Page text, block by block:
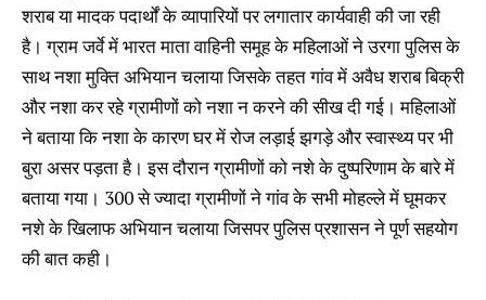
शराब या मादक पदार्थों के व्यापारियों पर लगातार कार्यवाही की जा रही
है। ग्राम जर्वे में भारत माता वाहिनी समूह के महिलाओं ने उरगा पुलिस के
साथ नशा मुक्ति अभियान चलाया जिसके तहत गांव में अवैध शराब बिक्री
और नशा कर रहे ग्रामीणों को नशा न करने की सीख दी गई। महिलाओं
ने बताया कि नशा के कारण घर में रोज लड़ाई झगड़े और स्वास्थ्य पर भी
बुरा असर पड़ता है। इस दौरान ग्रामीणों को नशे के दुष्परिणाम के बारे में
बताया गया। 300 से ज्यादा ग्रामीणों ने गांव के सभी मोहल्ले में घूमकर
नशे के खिलाफ अभियान चलाया जिसपर पुलिस प्रशासन ने पूर्ण सहयोग
की बात कही।